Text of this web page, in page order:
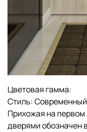
Цветовая гамма:
Стиль:Современный
Прихожая на
дверями обозначен